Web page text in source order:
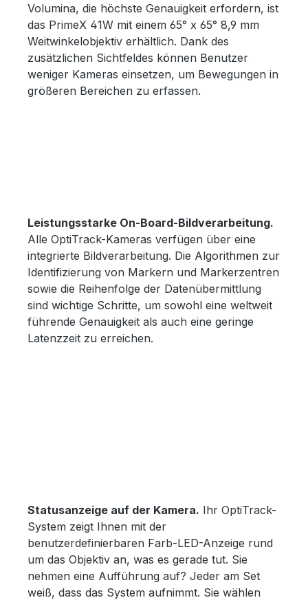
Volumina, die höchste Genauigkeit erfordern, ist
das PrimeX 41W mit einem 65° x 65° 8,9 mm
Weitwinkelobjektiv erhältlich. Dank des
zusätzlichen Sichtfeldes können Benutzer
weniger Kameras einsetzen, um Bewegungen in
größeren Bereichen zu erfassen.
Leistungsstarke On-Board-Bildverarbeitung.
Alle OptiTrack-Kameras verfügen über eine
integrierte Bildverarbeitung. Die Algorithmen zur
Identifizierung von Markern und Markerzentren
sowie die Reihenfolge der Datenübermittlung
sind wichtige Schritte, um sowohl eine weltweit
führende Genauigkeit als auch eine geringe
Latenzzeit zu erreichen.
Statusanzeige auf der Kamera. Ihr OptiTrack-
System zeigt Ihnen mit der
benutzerdefinierbaren Farb-LED-Anzeige rund
um das Objektiv an, was es gerade tut. Sie
nehmen eine Aufführung auf? Jeder am Set
weiß, dass das System aufnimmt. Sie wählen